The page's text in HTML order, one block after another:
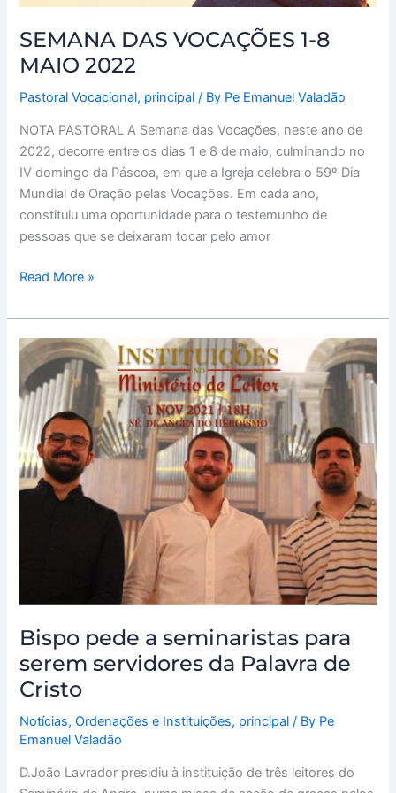
SEMANA DAS VOCAÇÕES 1-8
MAIO 2022
Pastoral Vocacional, principal / By Pe Emanuel Valadão
NOTA PASTORAL A Semana das Vocações, neste ano de
2022, decorre entre os dias 1 e 8 de maio, culminando no
IV domingo da Páscoa, em que a Igreja celebra o 59º Dia
Mundial de Oração pelas Vocações. Em cada ano,
constituiu uma oportunidade para o testemunho de
pessoas que se deixaram tocar pelo amor
2022
Read More »
Bispo pede a seminaristas para
serem servidores da Palavra de
Cristo
Notícias,Ordenações e Instituições, principal / By Pe
Emanuel Valadão
D.João Lavrador presidiu à instituição de três leitores do
Bispo
pede
a
seminaristas
para
serem
servidores
da